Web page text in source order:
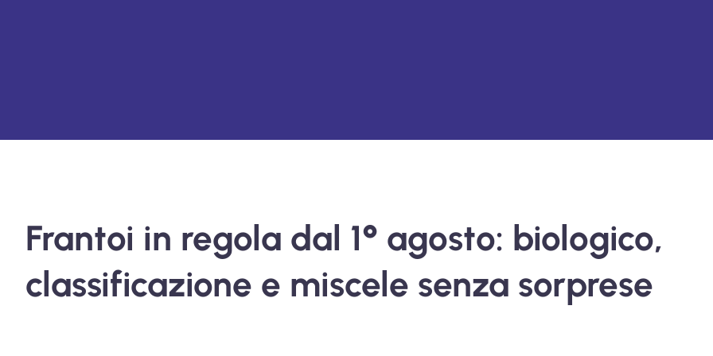
Frantoi in regola dal 1° agosto: biologico,
classificazione e miscele senza sorprese